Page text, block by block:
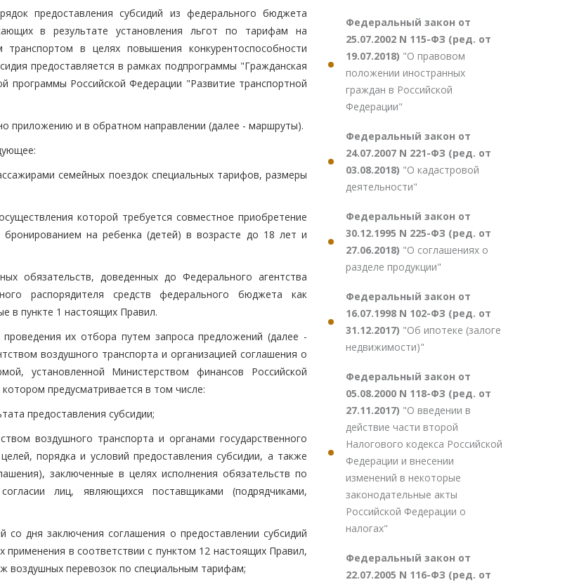
предоставления субсидий из федерального бюджета
в результате установления льгот по тарифам на
в целях повышения конкурентоспособности
предоставляется в рамках подпрограммы "Гражданская
программы Российской Федерации "Развитие транспортной
приложению и в обратном направлении (далее - маршруты).
семейных поездок специальных тарифов, размеры
которой требуется совместное приобретение
на ребенка (детей) в возрасте до 18 лет и
обязательств, доведенных до Федерального агентства
распорядителя средств федерального бюджета как
в пункте 1 настоящих Правил.
их отбора путем запроса предложений (далее -
воздушного транспорта и организацией соглашения о
установленной Министерством финансов Российской
предусматривается в том числе:
предоставления субсидии;
воздушного транспорта и органами государственного
порядка и условий предоставления субсидии, а также
заключенные в целях исполнения обязательств по
лиц, являющихся поставщиками (подрядчиками,
дня заключения соглашения о предоставлении субсидий
в соответствии с пунктом 12 настоящих Правил,
воздушных перевозок по специальным тарифам;
Федеральный закон от
25.07.2002 N 115-ФЗ (ред. от
19.07.2018) "О правовом
положении иностранных
граждан в Российской
Федерации"
Федеральный закон от
24.07.2007 N 221-ФЗ (ред. от
03.08.2018) "О кадастровой
деятельности"
Федеральный закон от
30.12.1995 N 225-ФЗ (ред. от
27.06.2018) "О соглашениях о
разделе продукции"
Федеральный закон от
16.07.1998 N 102-ФЗ (ред. от
31.12.2017) "Об ипотеке (залоге
недвижимости)"
Федеральный закон от
05.08.2000 N 118-ФЗ (ред. от
27.11.2017) "О введении в
действие части второй
Налогового кодекса Российской
Федерации и внесении
изменений в некоторые
законодательные акты
Российской Федерации о
налогах"
Федеральный закон от
22.07.2005 N 116-ФЗ (ред. от